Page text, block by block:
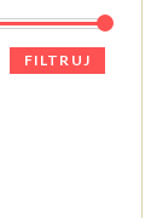
FILTRUJ